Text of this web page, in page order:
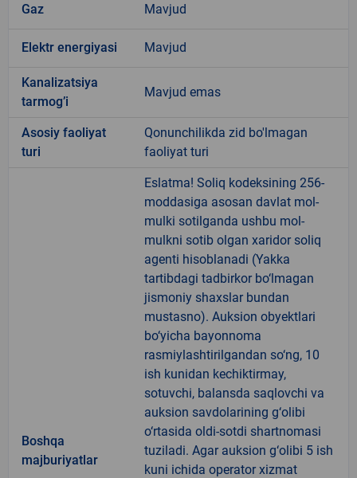
Gaz Mavjud
Elektr energiyasi Mavjud
Kanalizatsiya
tarmogʼi
Mavjud emas
Аsosiy faoliyat
turi
Qonunchilikda zid bo'lmagan
faoliyat turi
Boshqa
majburiyatlar
Eslatma! Soliq kodeksining 256-
moddasiga asosan davlat mol-
mulki sotilganda ushbu mol-
mulkni sotib olgan xaridor soliq
agenti hisoblanadi (Yakka
tartibdagi tadbirkor bo‘lmagan
jismoniy shaxslar bundan
mustasno). Auksion obyektlari
bo‘yicha bayonnoma
rasmiylashtirilgandan so‘ng, 10
ish kunidan kechiktirmay,
sotuvchi, balansda saqlovchi va
auksion savdolarining g‘olibi
o‘rtasida oldi-sotdi shartnomasi
tuziladi. Agar auksion g‘olibi 5 ish
kuni ichida operator xizmat